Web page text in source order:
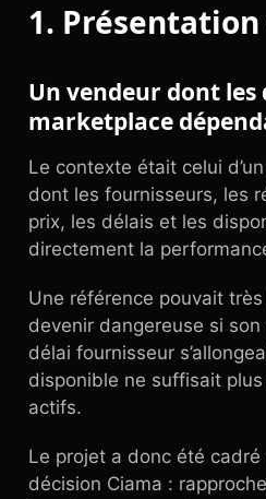
1.
Un vendeur dont les
marketplace
Le contexte était celui
dont les fournisseurs, les
prix, les délais et les
directement la
Une référence pouvait
devenir dangereuse si
délai fournisseur
disponible ne suffisait
actifs.
Le projet a donc été
décision Ciama :